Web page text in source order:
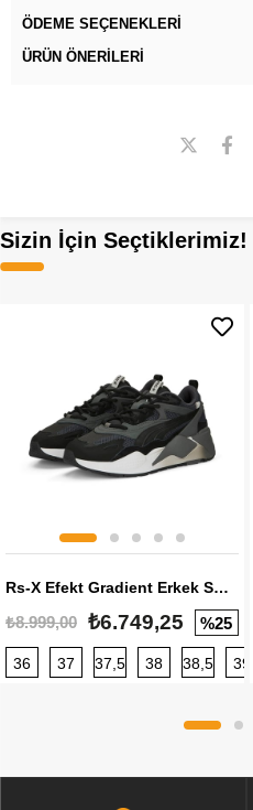
ÖDEME SEÇENEKLERI
ÜRÜN ÖNERILERI
Sizin İçin Seçtiklerimiz!
Rs-X Efekt Gradient Erkek Sneaker
₺8.999,00 ₺6.749,25 %25
36 37 37,5 38 38,5 39